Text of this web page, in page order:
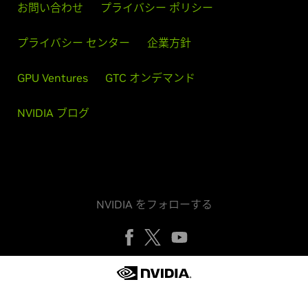
お問い合わせ プライバシー ポリシー
プライバシー センター 企業方針
GPU Ventures GTC オンデマンド
NVIDIA ブログ
NVIDIA をフォローする